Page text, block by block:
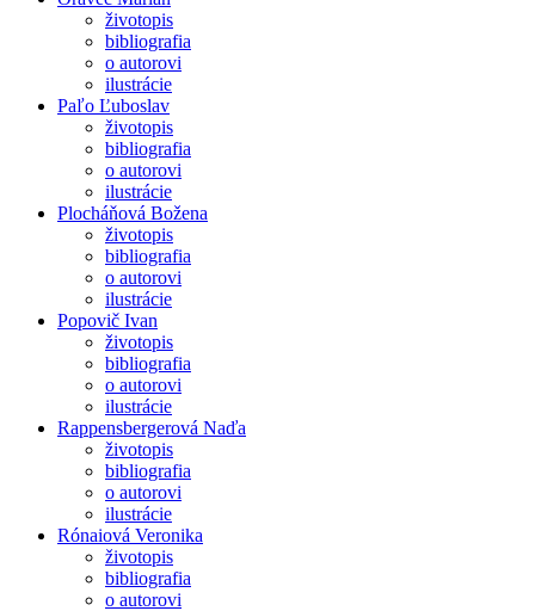
životopis
bibliografia
o autorovi
ilustrácie
Paľo Ľuboslav
životopis
bibliografia
o autorovi
ilustrácie
Plocháňová Božena
životopis
bibliografia
o autorovi
ilustrácie
Popovič Ivan
životopis
bibliografia
o autorovi
ilustrácie
Rappensbergerová Naďa
životopis
bibliografia
o autorovi
ilustrácie
Rónaiová Veronika
životopis
bibliografia
o autorovi